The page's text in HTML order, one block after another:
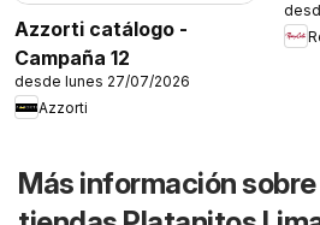
Azzorti catálogo -
Campaña 12
desde lunes 27/07/2026
Azzorti
Más información